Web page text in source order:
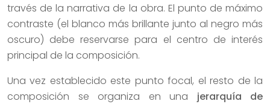
través de la narrativa de la obra. El punto de máximo
contraste (el blanco más brillante junto al negro más
oscuro) debe reservarse para el centro de interés
principal de la composición.
Una vez establecido este punto focal, el resto de la
composición se organiza en una jerarquía de